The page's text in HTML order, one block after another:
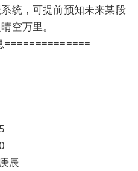
统，可提前预知未来某段
空万里。
==============
辰